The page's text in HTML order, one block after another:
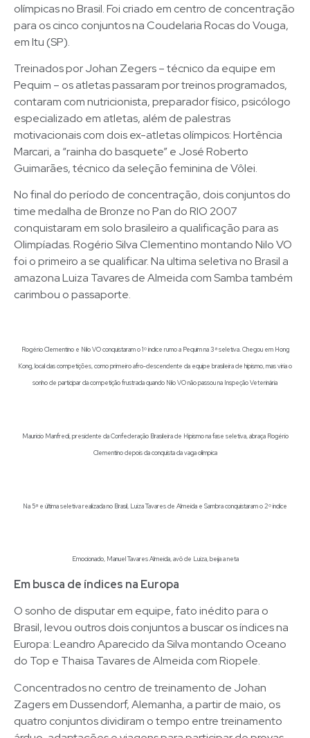
olímpicas no Brasil. Foi criado em centro de concentração
para os cinco conjuntos na Coudelaria Rocas do Vouga,
em Itu (SP).
Treinados por Johan Zegers – técnico da equipe em
Pequim – os atletas passaram por treinos programados,
contaram com nutricionista, preparador físico, psicólogo
especializado em atletas, além de palestras
motivacionais com dois ex-atletas olímpicos: Hortência
Marcari, a “rainha do basquete” e José Roberto
Guimarães, técnico da seleção feminina de Vôlei.
No final do período de concentração, dois conjuntos do
time medalha de Bronze no Pan do RIO 2007
conquistaram em solo brasileiro a qualificação para as
Olimpíadas. Rogério Silva Clementino montando Nilo VO
foi o primeiro a se qualificar. Na ultima seletiva no Brasil a
amazona Luiza Tavares de Almeida com Samba também
carimbou o passaporte.
Rogério Clementino e Nilo VO conquistaram o 1º índice rumo a Pequim na 3ª seletiva. Chegou em Hong
Kong, local das competições, como primeiro afro-descendente da equipe brasileira de hipismo, mas viria o
sonho de participar da competição frustrada quando Nilo VO não passou na Inspeção Veterinária
Mauricio Manfredi, presidente da Confederação Brasileira de Hipismo na fase seletiva, abraça Rogério
Clementino depois da conquista da vaga olímpica
Na 5ª e última seletiva realizada no Brasil, Luiza Tavares de Almeida e Sambra conquistaram o 2º índice
Emocionado, Manuel Tavares Almeida, avô de Luiza, beija a neta
Em busca de índices na Europa
O sonho de disputar em equipe, fato inédito para o
Brasil, levou outros dois conjuntos a buscar os índices na
Europa: Leandro Aparecido da Silva montando Oceano
do Top e Thaisa Tavares de Almeida com Riopele.
Concentrados no centro de treinamento de Johan
Zagers em Dussendorf, Alemanha, a partir de maio, os
quatro conjuntos dividiram o tempo entre treinamento